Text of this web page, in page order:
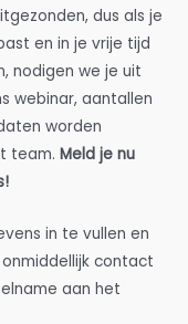
dus als je
en in je vrije tijd
nodigen we je uit
webinar, aantallen
worden
team. Meld je nu
in te vullen en
contact
aan het